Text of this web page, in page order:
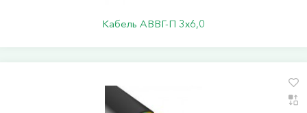
Кабель АВВГ-П 3х6,0